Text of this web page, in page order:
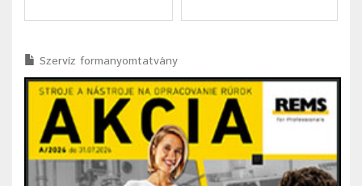
Szervíz formanyomtatvány